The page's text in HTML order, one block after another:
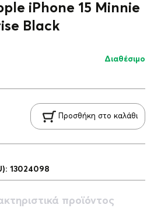
iPhone 15 Minnie
Black
Διαθέσιμο
Προσθήκη στο καλάθι
: 13024098
προϊόντος